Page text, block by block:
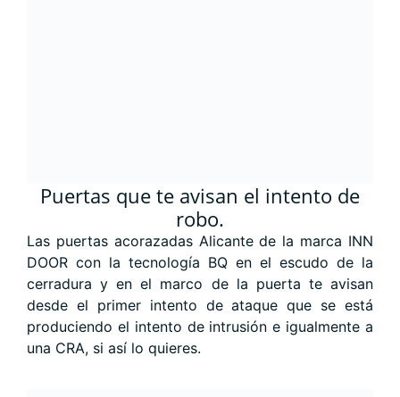
Puertas que te avisan el intento de
robo.
Las puertas acorazadas Alicante de la marca INN
DOOR con la tecnología BQ en el escudo de la
cerradura y en el marco de la puerta te avisan
desde el primer intento de ataque que se está
produciendo el intento de intrusión e igualmente a
una CRA, si así lo quieres.